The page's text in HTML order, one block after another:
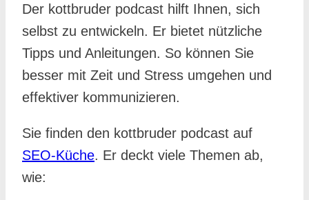
Der kottbruder podcast hilft Ihnen, sich
selbst zu entwickeln. Er bietet nützliche
Tipps und Anleitungen. So können Sie
besser mit Zeit und Stress umgehen und
effektiver kommunizieren.
Sie finden den kottbruder podcast auf
SEO-Küche. Er deckt viele Themen ab,
wie: